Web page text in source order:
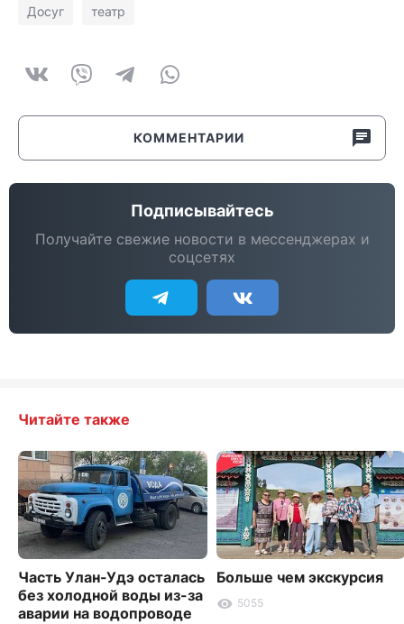
Досуг театр
КОММЕНТАРИИ
Подписывайтесь
Получайте свежие новости в мессенджерах и
соцсетях
Читайте также
Часть Улан-Удэ осталась
без холодной воды из-за
аварии на водопроводе
Больше чем экскурсия
5055